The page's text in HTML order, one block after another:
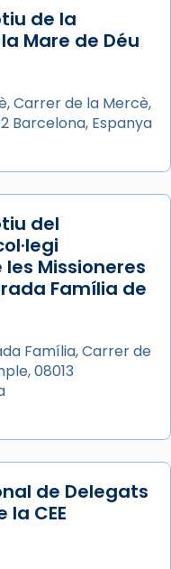
de la
Mare de Déu
Carrer de la Mercè,
Barcelona, Espanya
del
Missioneres
Família de
Família, Carrer de
08013
de Delegats
CEE